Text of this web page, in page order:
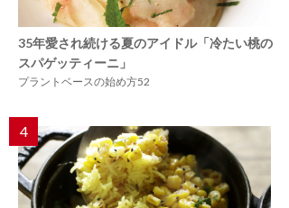
35年愛され続ける夏のアイドル「冷たい桃の
スパゲッティーニ」
プラントベースの始め方52
4